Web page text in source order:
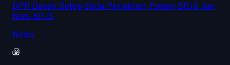
DPR Desak Setop Beda Perlakuan Pasien BPJS dan
Non-BPJS
News